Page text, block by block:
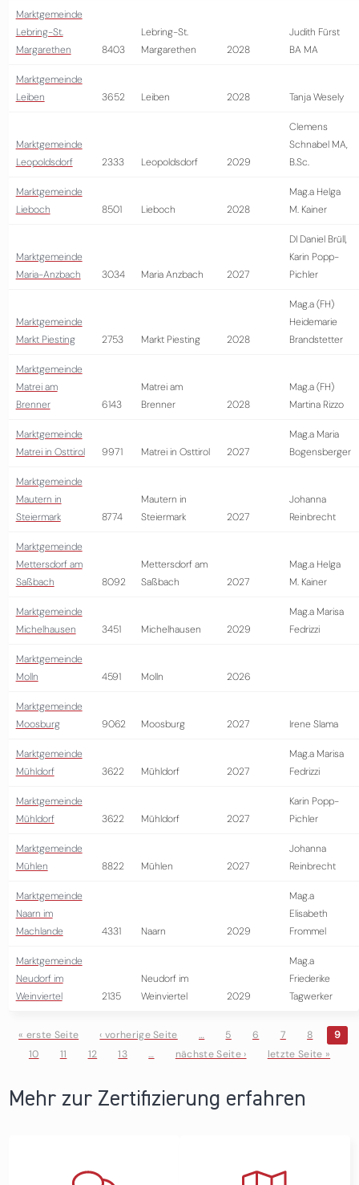
Marktgemeinde
Lebring-St.
Margarethen
8403
Lebring-St.
Margarethen
2028
Judith Fürst
BA MA
Marktgemeinde
Leiben
3652 Leiben 2028 Tanja Wesely
Marktgemeinde
Leopoldsdorf
2333 Leopoldsdorf 2029
Clemens
Schnabel MA,
B.Sc.
Marktgemeinde
Lieboch
8501 Lieboch 2028
Mag.a Helga
M. Kainer
Marktgemeinde
Maria-Anzbach
3034 Maria Anzbach 2027
DI Daniel Brüll,
Karin Popp-
Pichler
Marktgemeinde
Markt Piesting
2753 Markt Piesting 2028
Mag.a (FH)
Heidemarie
Brandstetter
Marktgemeinde
Matrei am
Brenner
6143
Matrei am
Brenner
2028
Mag.a (FH)
Martina Rizzo
Marktgemeinde
Matrei in Osttirol
9971 Matrei in Osttirol 2027
Mag.a Maria
Bogensberger
Marktgemeinde
Mautern in
Steiermark
8774
Mautern in
Steiermark
2027
Johanna
Reinbrecht
Marktgemeinde
Mettersdorf am
Saßbach
8092
Mettersdorf am
Saßbach
2027
Mag.a Helga
M. Kainer
Marktgemeinde
Michelhausen
3451 Michelhausen 2029
Mag.a Marisa
Fedrizzi
Marktgemeinde
Molln
4591 Molln 2026
Marktgemeinde
Moosburg
9062 Moosburg 2027 Irene Slama
Marktgemeinde
Mühldorf
3622 Mühldorf 2027
Mag.a Marisa
Fedrizzi
Marktgemeinde
Mühldorf
3622 Mühldorf 2027
Karin Popp-
Pichler
Marktgemeinde
Mühlen
8822 Mühlen 2027
Johanna
Reinbrecht
Marktgemeinde
Naarn im
Machlande
4331 Naarn 2029
Mag.a
Elisabeth
Frommel
Marktgemeinde
Neudorf im
Weinviertel
2135
Neudorf im
Weinviertel
2029
Mag.a
Friederike
Tagwerker
Seiten
« erste Seite ‹ vorherige Seite … 5 6 7 8
9
10
11 12 13 … nächste Seite › letzte Seite »
Mehr zur Zertifizierung erfahren